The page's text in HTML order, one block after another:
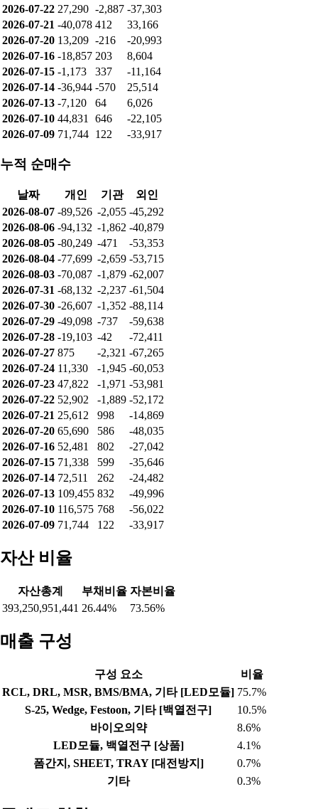
2026-07-22 27,290 -2,887 -37,303
2026-07-21 -40,078 412
33,166
2026-07-20 13,209 -216
-20,993
2026-07-16 -18,857 203
8,604
2026-07-15 -1,173 337
-11,164
2026-07-14 -36,944 -570
25,514
2026-07-13 -7,120 64
6,026
2026-07-10 44,831 646
-22,105
2026-07-09 71,744 122 -33,917
누적 순매수
날짜 개인 기관
외인
2026-08-07 -89,526 -2,055 -45,292
2026-08-06 -94,132 -1,862 -40,879
2026-08-05 -80,249 -471
-53,353
2026-08-04 -77,699 -2,659 -53,715
2026-08-03 -70,087 -1,879 -62,007
2026-07-31 -68,132 -2,237 -61,504
2026-07-30 -26,607 -1,352 -88,114
2026-07-29 -49,098 -737
-59,638
2026-07-28 -19,103 -42
-72,411
2026-07-27 875 -2,321 -67,265
2026-07-24 11,330 -1,945 -60,053
2026-07-23 47,822 -1,971 -53,981
2026-07-22 52,902 -1,889 -52,172
2026-07-21 25,612 998
-14,869
2026-07-20 65,690 586
-48,035
2026-07-16 52,481 802
-27,042
2026-07-15 71,338 599
-35,646
2026-07-14 72,511 262
-24,482
2026-07-13 109,455 832
-49,996
2026-07-10 116,575 768
-56,022
2026-07-09 71,744 122 -33,917
자산 비율
자산총계 부채비율 자본비율
393,250,951,441 26.44% 73.56%
매출 구성
구성 요소
비율
RCL, DRL, MSR, BMS/BMA, 기타 [LED모듈] 75.7%
S-25, Wedge, Festoon, 기타 [백열전구]
10.5%
바이오의약
8.6%
LED모듈, 백열전구 [상품]
4.1%
폼간지, SHEET, TRAY [대전방지]
0.7%
기타
0.3%